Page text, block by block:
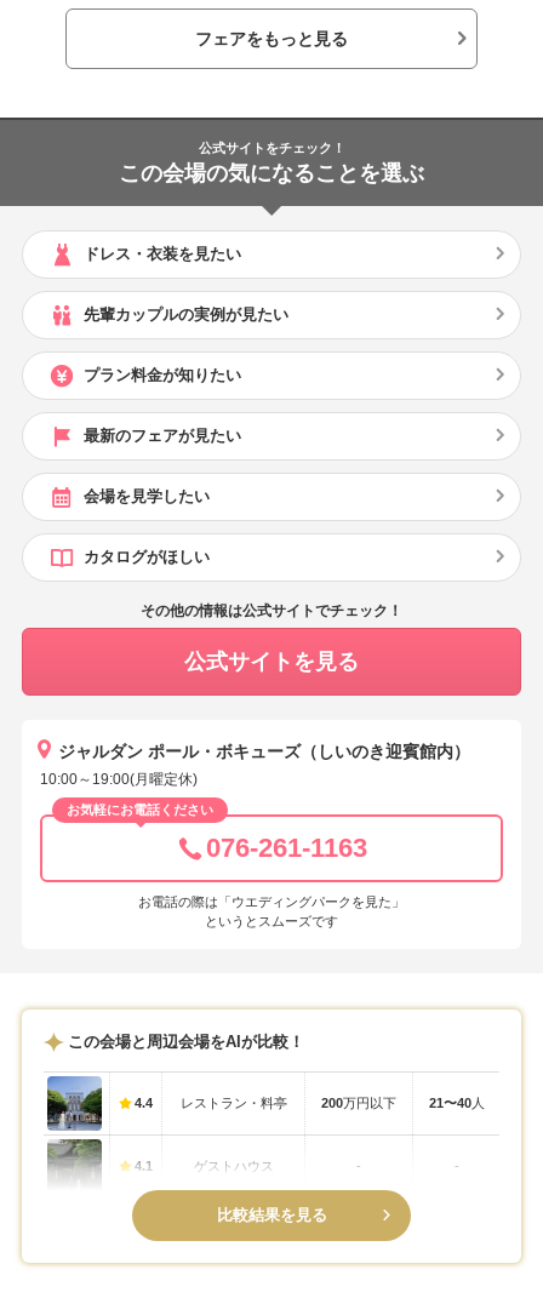
フェアをもっと見る
公式サイトをチェック！
この会場の気になることを選ぶ
ドレス・衣装を見たい
先輩カップルの実例が見たい
プラン料金が知りたい
最新のフェアが見たい
会場を見学したい
カタログがほしい
その他の情報は公式サイトでチェック！
公式サイトを見る
ジャルダン ポール・ボキューズ（しいのき迎賓館内）
10:00～19:00(月曜定休)
お気軽にお電話ください
076-261-1163
お電話の際は「ウエディングパークを見た」
というとスムーズです
この会場と周辺会場をAIが比較！
4.4 レストラン・料亭 200万円以下 21〜40人
4.1 ゲストハウス - -
比較結果を見る